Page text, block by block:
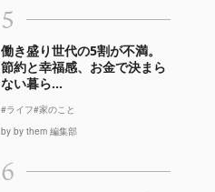
5
働き盛り世代の5割が不満。
節約と幸福感、お金で決まら
ない暮ら...
#ライフ#家のこと
by by them 編集部
6